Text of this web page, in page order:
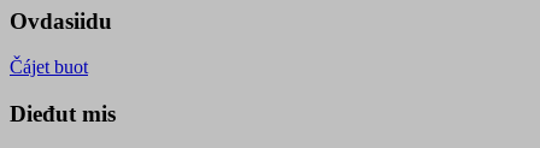
Ovdasiidu
Čájet buot
Dieđut mis